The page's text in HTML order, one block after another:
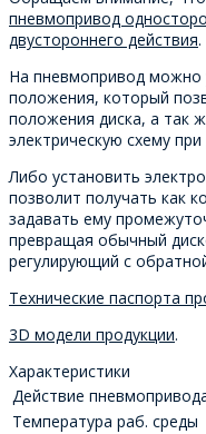
пневмопривод
двустороннего действия.
На пневмопривод можно
положения, который
положения диска, а так
электрическую схему
Либо установить
позволит получать как
задавать ему
превращая обычный
регулирующий с
Технические паспорта
3D модели продукции.
Характеристики
Действие
Температура раб. среды